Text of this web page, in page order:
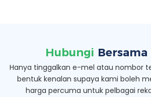
Hubungi
Hanya tinggalkan e-mel atau nombor
bentuk kenalan supaya kami boleh
harga percuma untuk pelbagai